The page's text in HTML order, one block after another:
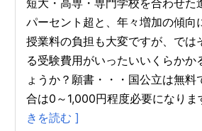
パーセント超と、年々増加の傾向
授業料の負担も大変ですが、では
る受験費用がいったいいくらかか
ょうか？願書・・・国公立は無料
合は0～1,000円程度必要になりま
きを読む ]